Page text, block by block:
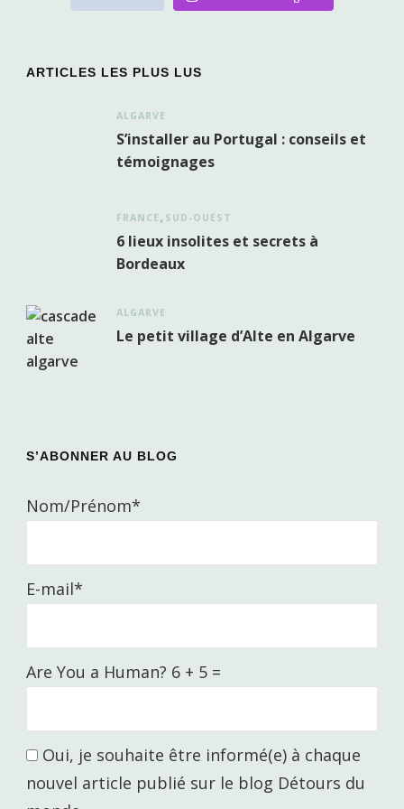
ARTICLES LES PLUS LUS
ALGARVE
S’installer au Portugal : conseils et
témoignages
FRANCE SUD-OUEST
6 lieux insolites et secrets à
Bordeaux
ALGARVE
Le petit village d’Alte en Algarve
S’ABONNER AU BLOG
Nom/Prénom*
E-mail*
Are You a Human? 6 + 5 =
Oui, je souhaite être informé(e) à chaque
nouvel article publié sur le blog Détours du